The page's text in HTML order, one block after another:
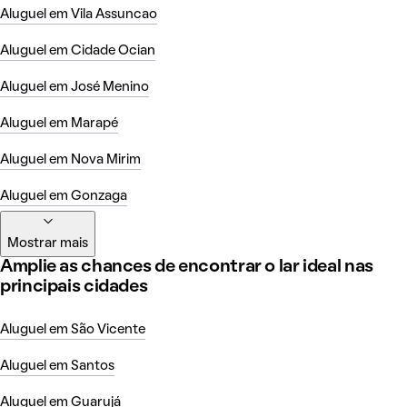
Aluguel em Vila Assuncao
Aluguel em Cidade Ocian
Aluguel em José Menino
Aluguel em Marapé
Aluguel em Nova Mirim
Aluguel em Gonzaga
Mostrar mais
Amplie as chances de encontrar o lar ideal nas
principais cidades
Aluguel em São Vicente
Aluguel em Santos
Aluguel em Guarujá